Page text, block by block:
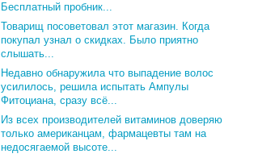
Бесплатный пробник...
Товарищ посоветовал этот магазин. Когда
покупал узнал о скидках. Было приятно
слышать...
Недавно обнаружила что выпадение волос
усилилось, решила испытать Ампулы
Фитоциана, сразу всё...
Из всех производителей витаминов доверяю
только американцам, фармацевты там на
недосягаемой высоте...